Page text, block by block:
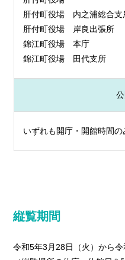
肝付町役場 内之浦総合支
肝付町役場 岸良出張所
錦江町役場 本庁
錦江町役場 田代支所
いずれも開庁・開館時間の
縦覧期間
令和5年3月28日（火）から令